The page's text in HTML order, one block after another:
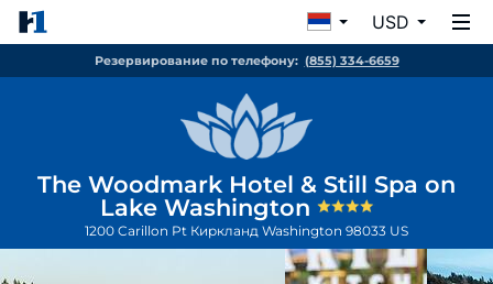
USD
Резервирование по телефону: (855) 334-6659
The Woodmark Hotel & Still Spa on
Lake Washington
1200 Carillon Pt Киркланд Washington 98033 US